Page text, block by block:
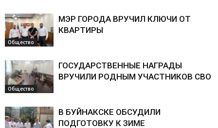
Общество
МЭР ГОРОДА ВРУЧИЛ КЛЮЧИ ОТ
КВАРТИРЫ
Общество
ГОСУДАРСТВЕННЫЕ НАГРАДЫ
ВРУЧИЛИ РОДНЫМ УЧАСТНИКОВ СВО
В БУЙНАКСКЕ ОБСУДИЛИ
ПОДГОТОВКУ К ЗИМЕ